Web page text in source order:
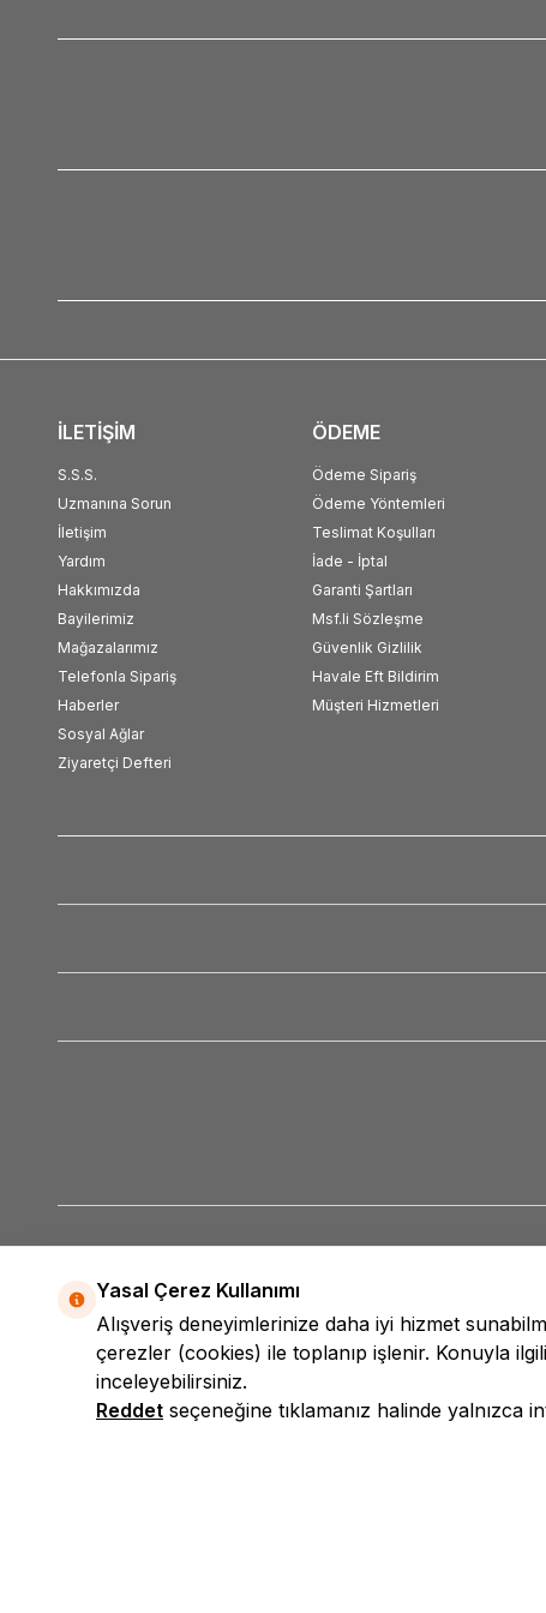
İLETİŞİM
S.S.S.
Uzmanına Sorun
İletişim
Yardım
Hakkımızda
Bayilerimiz
Mağazalarımız
Telefonla Sipariş
Haberler
Sosyal Ağlar
Ziyaretçi Defteri
ÖDEME
Ödeme Sipariş
Ödeme Yöntemleri
Teslimat Koşulları
İade - İptal
Garanti Şartları
Msf.li Sözleşme
Güvenlik Gizlilik
Havale Eft Bildirim
Müşteri Hizmetleri
Yasal Çerez Kullanımı
Alışveriş deneyimlerinize daha iyi hizmet
çerezler (cookies) ile toplanıp işlenir. Konuyla
inceleyebilirsiniz.
Reddet seçeneğine tıklamanız halinde yalnızca